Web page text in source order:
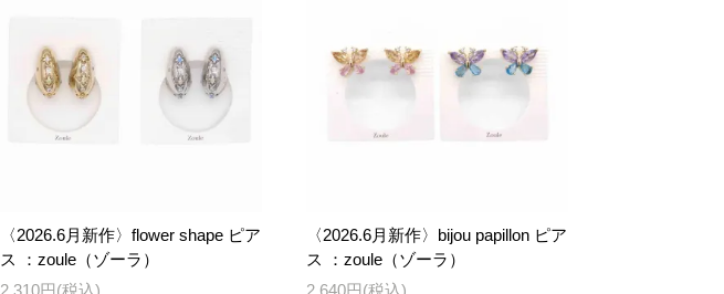
〈2026.6月新作〉flower shape ピア
ス ：zoule（ゾーラ）
〈2026.6月新作〉bijou papillon ピア
ス ：zoule（ゾーラ）